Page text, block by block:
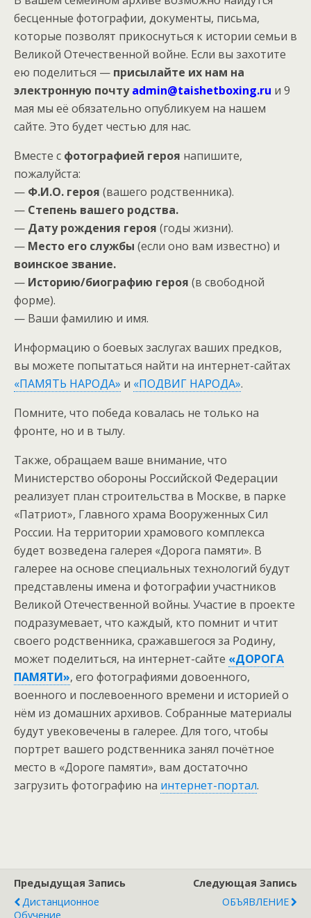
бесценные фотографии, документы, письма,
которые позволят прикоснуться к истории семьи в
Великой Отечественной войне. Если вы захотите
ею поделиться — присылайте их нам на
электронную почту admin@taishetboxing.ru и 9
мая мы её обязательно опубликуем на нашем
сайте. Это будет честью для нас.
Вместе с фотографией героя напишите,
пожалуйста:
— Ф.И.О. героя (вашего родственника).
— Степень вашего родства.
— Дату рождения героя (годы жизни).
— Место его службы (если оно вам известно) и
воинское звание.
— Историю/биографию героя (в свободной
форме).
— Ваши фамилию и имя.
Информацию о боевых заслугах ваших предков,
вы можете попытаться найти на интернет-сайтах
«ПАМЯТЬ НАРОДА» и «ПОДВИГ НАРОДА».
Помните, что победа ковалась не только на
фронте, но и в тылу.
Также, обращаем ваше внимание, что
Министерство обороны Российской Федерации
реализует план строительства в Москве, в парке
«Патриот», Главного храма Вооруженных Сил
России. На территории храмового комплекса
будет возведена галерея «Дорога памяти». В
галерее на основе специальных технологий будут
представлены имена и фотографии участников
Великой Отечественной войны. Участие в проекте
подразумевает, что каждый, кто помнит и чтит
своего родственника, сражавшегося за Родину,
может поделиться, на интернет-сайте «ДОРОГА
ПАМЯТИ», его фотографиями довоенного,
военного и послевоенного времени и историей о
нём из домашних архивов. Собранные материалы
будут увековечены в галерее. Для того, чтобы
портрет вашего родственника занял почётное
место в «Дороге памяти», вам достаточно
загрузить фотографию на интернет-портал.
Предыдущая Запись
Дистанционное
Обучение
Следующая Запись
ОБЪЯВЛЕНИЕ